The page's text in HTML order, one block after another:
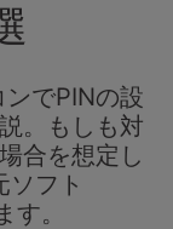
ログイン
でPINの設
。もしも対
合を想定し
フト
す。